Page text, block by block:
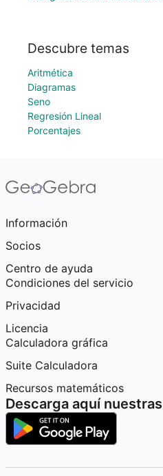
Descubre temas
Aritmética
Diagramas
Seno
Regresión Lineal
Porcentajes
Información
Socios
Centro de ayuda
Condiciones del servicio
Privacidad
Licencia
Calculadora gráfica
Suite Calculadora
Recursos matemáticos
Descarga aquí